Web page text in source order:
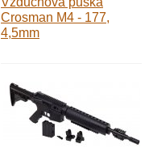
Crosman M4 - 177,
4,5mm